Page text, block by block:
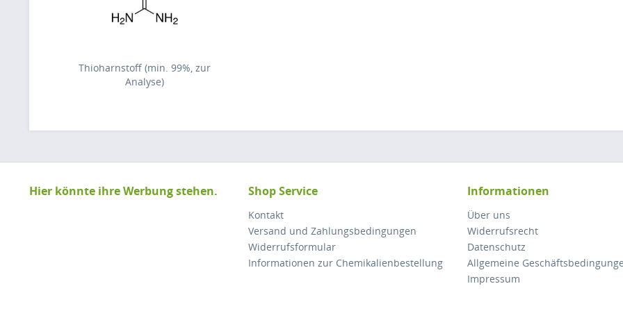
Thioharnstoff (min. 99%, zur
Analyse)
Hier könnte ihre Werbung stehen. Shop Service
Kontakt
Versand und Zahlungsbedingungen
Widerrufsformular
Informationen zur Chemikalienbestellung
Informationen
Über uns
Widerrufsrecht
Datenschutz
Allgemeine
Impressum